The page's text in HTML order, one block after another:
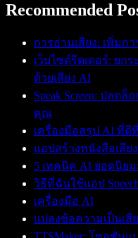
Recommended
การอ่านเสียง: เพิ่มก
เว็บไซต์รีดเดอร์: ย
ด้วยเสียง AI
Speak Screen: ปลดล็
คุณ
เครื่องมือสรุป AI ที่ดี
แอปสร้างหนังสือเสียง
5 เทคนิค AI ยอดนิย
วิธีที่ฉันใช้แอป
เครื่องมือ AI
แปลงข้อความเป็นเสี